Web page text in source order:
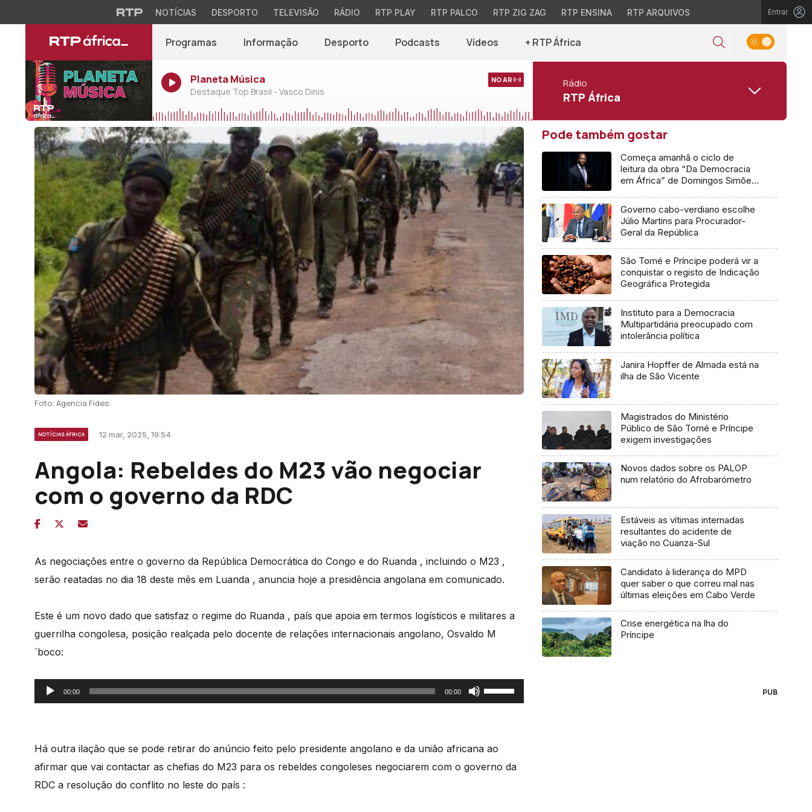
NOTÍCIAS DESPORTO TELEVISÃO RÁDIO RTP PLAY RTP PALCO RTP ZIG ZAG RTP ENSINA RTP ARQUIVOS Entrar
Programas Informação Desporto Podcasts Vídeos + RTP África
Planeta Música
Destaque Top Brasil - Vasco Dinis
NO AR Rádio
RTP África
Foto: Agencia Fides
NOTÍCIAS ÁFRICA 12 mar, 2025, 19:54
Angola: Rebeldes do M23 vão negociar
com o governo da RDC
As negociações entre o governo da República Democrática do Congo e do Ruanda , incluindo o M23 ,
serão reatadas no dia 18 deste mês em Luanda , anuncia hoje a presidência angolana em comunicado.
Este é um novo dado que satisfaz o regime do Ruanda , país que apoia em termos logísticos e militares a
guerrilha congolesa, posição realçada pelo docente de relações internacionais angolano, Osvaldo M
´boco:
Reprodutor
de
00:00 00:00
Use
as
Há outra ilação que se pode retirar do anúncio feito pelo presidente angolano e da união africana ao
afirmar que vai contactar as chefias do M23 para os rebeldes congoleses negociarem com o governo da
RDC a resolução do conflito no leste do país :
Pode também gostar
Começa amanhã o ciclo de
leitura da obra “Da Democracia
em África” de Domingos Simões
Governo cabo-verdiano escolhe
Júlio Martins para Procurador-
Geral da República
São Tomé e Príncipe poderá vir a
conquistar o registo de Indicação
Geográfica Protegida
Instituto para a Democracia
Multipartidária preocupado com
intolerância política
Janira Hopffer de Almada está na
ilha de São Vicente
Magistrados do Ministério
Público de São Tomé e Príncipe
exigem investigações
Novos dados sobre os PALOP
num relatório do Afrobarómetro
Estáveis as vítimas internadas
resultantes do acidente de
viação no Cuanza-Sul
Candidato à liderança do MPD
quer saber o que correu mal nas
últimas eleições em Cabo Verde
Crise energética na lha do
Príncipe
PUB